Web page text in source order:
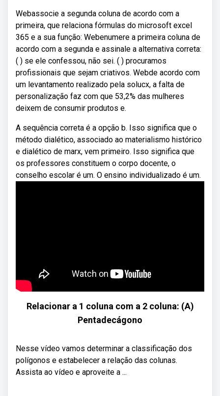
Webassocie a segunda coluna de acordo com a
primeira, que relaciona fórmulas do microsoft excel
365 e a sua função: Webenumere a primeira coluna de
acordo com a segunda e assinale a alternativa correta:
( ) se ele confessou, não sei. ( ) procuramos
profissionais que sejam criativos. Webde acordo com
um levantamento realizado pela solucx, a falta de
personalização faz com que 53,2% das mulheres
deixem de consumir produtos e.
A sequência correta é a opção b. Isso significa que o
método dialético, associado ao materialismo histórico
e dialético de marx, vem primeiro. Isso significa que
os professores constituem o corpo docente, o
conselho escolar é um. O ensino individualizado é um.
Relacionar a 1 coluna com a 2 coluna: (A)
Pentadecágono
Nesse vídeo vamos determinar a classificação dos
polígonos e estabelecer a relação das colunas.
Assista ao vídeo e aproveite a ...